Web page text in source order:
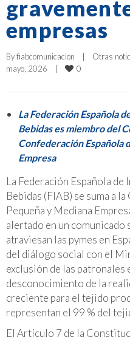
empresas
By fiabcomunicacion | Otras
mayo, 2026
| 0
La Federación Española
Bebidas es miembro del
Confederación Española
Empresa
La Federación Española
Bebidas (FIAB) se suma a
Pequeña y Mediana
alertado en un comunicado
atraviesan las pymes en
del diálogo social con el
exclusión de las patronales
desconocimiento de la
creciente para el tejido
representan el 99 % del
El Artículo 7 de la